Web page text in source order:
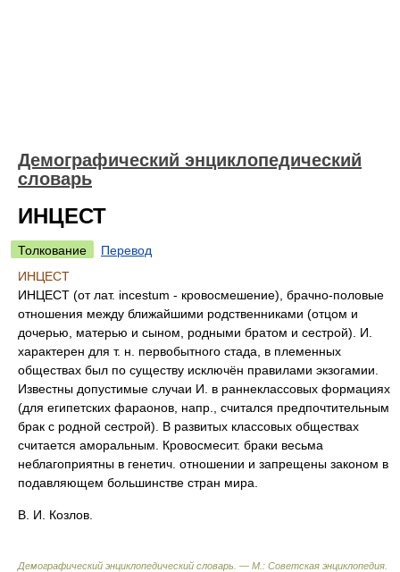
Демографический энциклопедический
словарь
ИНЦЕСТ
Толкование
Перевод
ИНЦЕСТ
ИНЦЕСТ (от лат. incestum - кровосмешение), брачно-половые
отношения между ближайшими родственниками (отцом и
дочерью, матерью и сыном, родными братом и сестрой). И.
характерен для т. н. первобытного стада, в племенных
обществах был по существу исключён правилами экзогамии.
Известны допустимые случаи И. в раннеклассовых формациях
(для египетских фараонов, напр., считался предпочтительным
брак с родной сестрой). В развитых классовых обществах
считается аморальным. Кровосмесит. браки весьма
неблагоприятны в генетич. отношении и запрещены законом в
подавляющем большинстве стран мира.
В. И. Козлов.
Демографический энциклопедический словарь. — М.: Советская энциклопедия